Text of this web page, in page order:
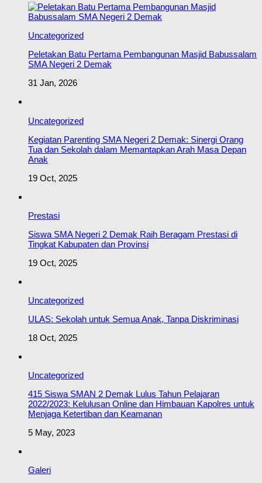
Uncategorized
Peletakan Batu Pertama Pembangunan Masjid Babussalam
SMA Negeri 2 Demak
31 Jan, 2026
Uncategorized
Kegiatan Parenting SMA Negeri 2 Demak: Sinergi Orang
Tua dan Sekolah dalam Memantapkan Arah Masa Depan
Anak
19 Oct, 2025
Prestasi
Siswa SMA Negeri 2 Demak Raih Beragam Prestasi di
Tingkat Kabupaten dan Provinsi
19 Oct, 2025
Uncategorized
ULAS: Sekolah untuk Semua Anak, Tanpa Diskriminasi
18 Oct, 2025
Uncategorized
415 Siswa SMAN 2 Demak Lulus Tahun Pelajaran
2022/2023: Kelulusan Online dan Himbauan Kapolres untuk
Menjaga Ketertiban dan Keamanan
5 May, 2023
Galeri